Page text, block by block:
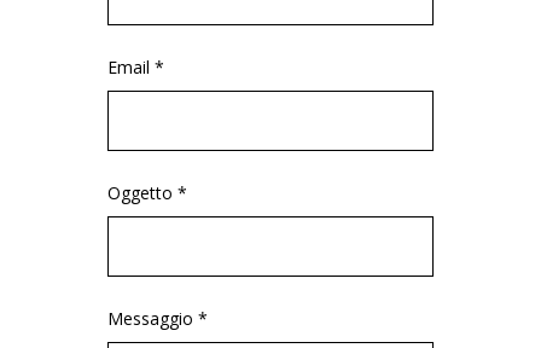
Email *
Oggetto *
Messaggio *